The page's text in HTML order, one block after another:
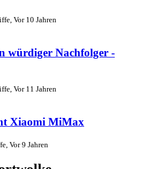
Vor 10 Jahren
würdiger Nachfolger -
Vor 11 Jahren
Xiaomi MiMax
Vor 9 Jahren